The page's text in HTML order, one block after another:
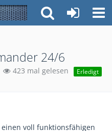
24/6
423 mal gelesen Erledigt
voll funktionsfähigen